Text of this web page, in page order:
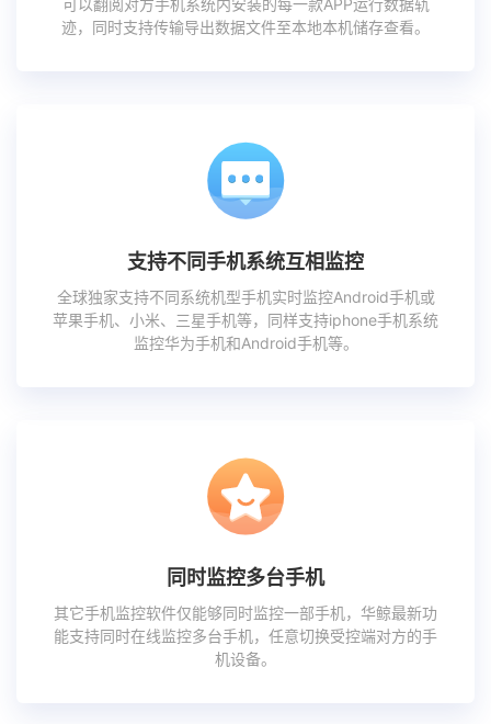
可以翻阅对方手机系统内安装的每一款APP运行数据轨
迹，同时支持传输导出数据文件至本地本机储存查看。
支持不同手机系统互相监控
全球独家支持不同系统机型手机实时监控Android手机或
苹果手机、小米、三星手机等，同样支持iphone手机系统
监控华为手机和Android手机等。
同时监控多台手机
其它手机监控软件仅能够同时监控一部手机，华鲸最新功
能支持同时在线监控多台手机，任意切换受控端对方的手
机设备。